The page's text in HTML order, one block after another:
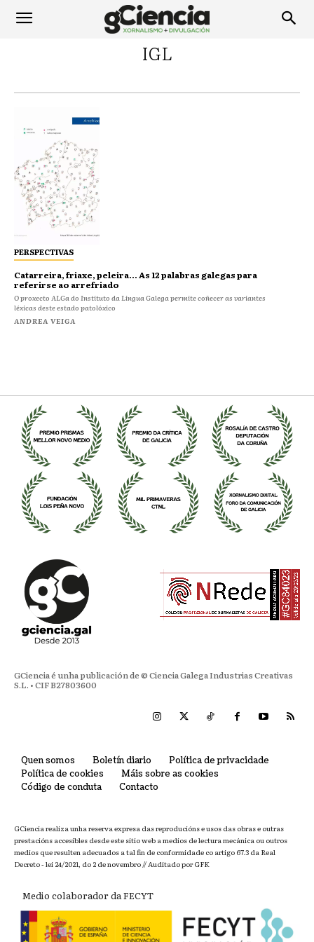
IGL
PERSPECTIVAS
Catarreira, friaxe, peleira… As 12 palabras galegas para
referirse ao arrefriado
O proxecto ALGa do Instituto da Lingua Galega permite coñecer as variantes
léxicas deste estado patolóxico
ANDREA VEIGA
GCiencia é unha publicación de © Ciencia Galega Industrias Creativas
S.L. • CIF B27803600
Quen somos Boletín diario
Política de privacidade
Política de cookies
Máis sobre as cookies
Código de conduta
Contacto
GCiencia realiza unha reserva expresa das reproducións e usos das obras e outras
prestacións accesibles desde este sitio web a medios de lectura mecánica ou outros
medios que resulten adecuados a tal fin de conformidade co artigo 67.3 da Real
Decreto - lei 24/2021, do 2 de novembro // Auditado por GFK
Medio colaborador da FECYT